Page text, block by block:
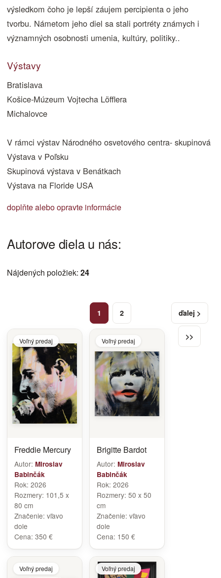
výsledkom čoho je lepší záujem percipienta o jeho
tvorbu. Námetom jeho diel sa stali portréty známych i
významných osobnosti umenia, kultúry, politiky..
Výstavy
Bratislava
Košice-Múzeum Vojtecha Löfflera
Michalovce
V rámci výstav Národného osvetového centra- skupinová
Výstava v Poľsku
Skupinová výstava v Benátkach
Výstava na Floride USA
doplňte alebo opravte informácie
Autorove diela u nás:
Nájdených položiek: 24
ďalej >
>>
1 2
Voľný predaj
Freddie Mercury
Autor: Miroslav
Babinčák
Rok: 2026
Rozmery: 101,5 x
80 cm
Značenie: vľavo
dole
Cena: 350 €
Voľný predaj
Brigitte Bardot
Autor: Miroslav
Babinčák
Rok: 2026
Rozmery: 50 x 50
cm
Značenie: vľavo
dole
Cena: 150 €
Voľný predaj Voľný predaj